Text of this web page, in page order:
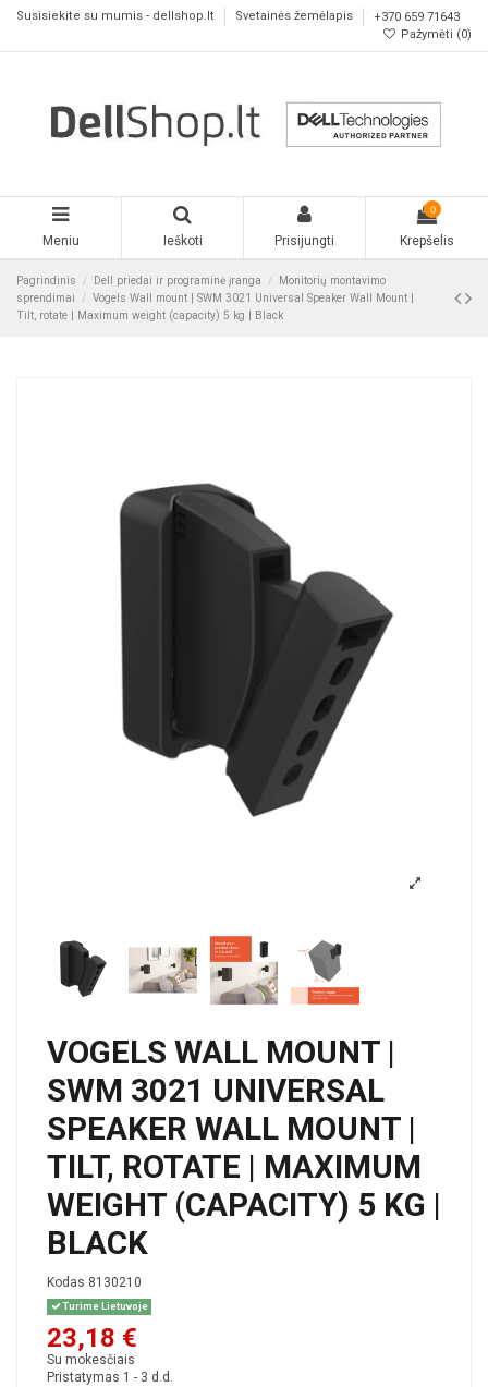
Susisiekite su mumis - dellshop.lt Svetainės žemėlapis
+370 659 71643
Pažymėti (0)
Meniu Ieškoti Prisijungti
0
Krepšelis
Pagrindinis Dell priedai ir programinė įranga
Monitorių montavimo
sprendimai
Vogels Wall mount | SWM 3021 Universal Speaker Wall Mount |
Tilt, rotate | Maximum weight (capacity) 5 kg | Black
VOGELS WALL MOUNT |
SWM 3021 UNIVERSAL
SPEAKER WALL MOUNT |
TILT, ROTATE | MAXIMUM
WEIGHT (CAPACITY) 5 KG |
BLACK
Kodas 8130210
Turime Lietuvoje
23,18 €
Su mokesčiais
Pristatymas 1 - 3 d.d.